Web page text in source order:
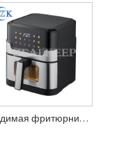
Видимая фритюрница большой емкости